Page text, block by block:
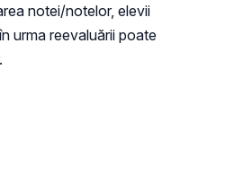
notei/notelor, elevii
urma reevaluării poate